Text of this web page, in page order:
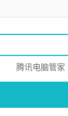
腾讯电脑管家